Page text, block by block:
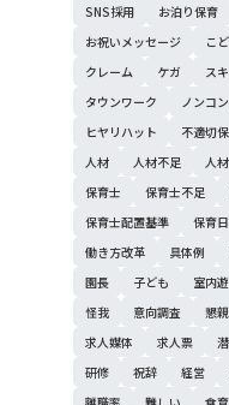
SNS採用
お泊り保育
お祝いメッセージ
こ
クレーム
ケガ ス
タウンワーク
ノンコ
ヒヤリハット
不適切
人材
人材不足 人
保育士
保育士不足
保育士配置基準
保育
働き方改革
具体例
園長
子ども 室内
怪我
意向調査 懇
求人媒体
求人票
研修
祝辞 経営